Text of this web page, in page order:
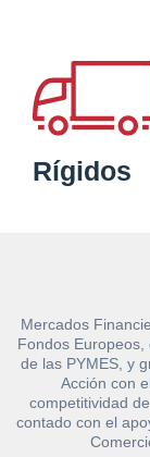
Rígidos
Mercados
Fondos
de las PYMES, y
Acción con
competitividad
contado con el